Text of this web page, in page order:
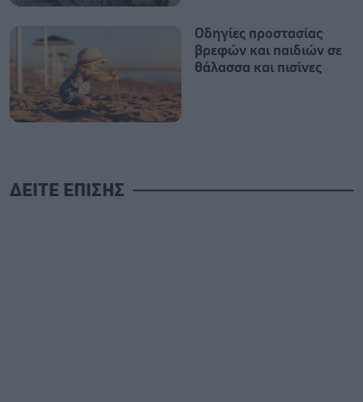
Οδηγίες προστασίας
βρεφών και παιδιών σε
θάλασσα και πισίνες
ΔΕΙΤΕ ΕΠΙΣΗΣ